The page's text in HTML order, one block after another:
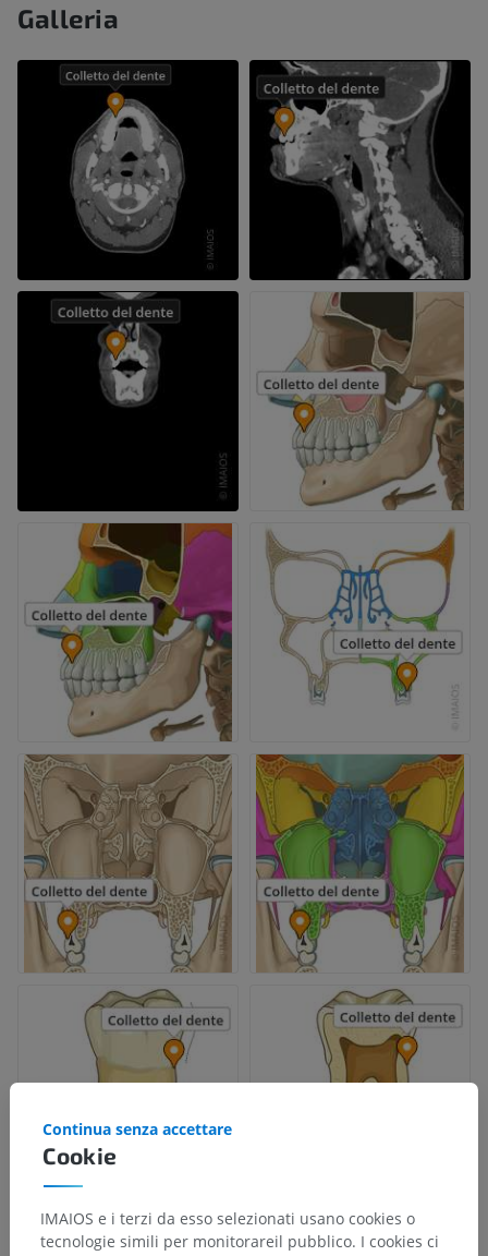
Galleria
Cookie
Continua senza accettare
IMAIOS e i terzi da esso selezionati usano cookies o
tecnologie simili per monitorareil pubblico. I cookies ci